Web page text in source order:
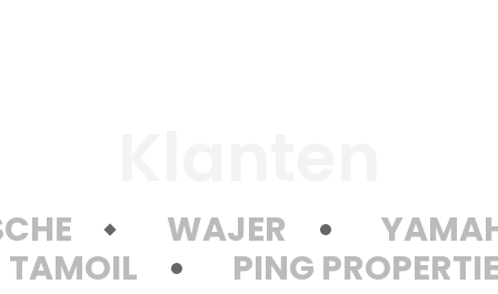
WAJER
TAMOIL
PING